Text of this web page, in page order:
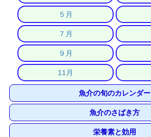
５月
７月
９月
11月
魚介の旬のカレンダー
魚介のさばき方
栄養素と効用